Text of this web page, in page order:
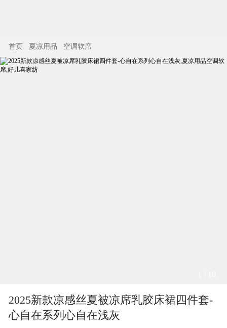
首页 夏凉用品 空调软席
2025新款凉感丝夏被凉席乳胶床裙四件套-
心自在系列心自在浅灰